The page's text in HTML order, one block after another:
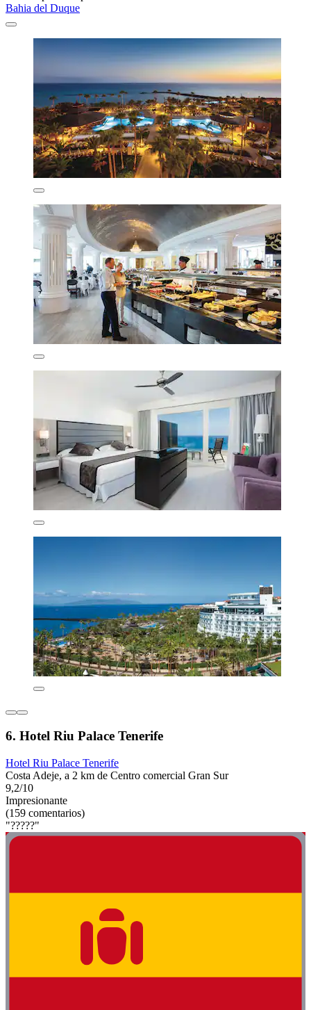
Bahia del Duque
6. Hotel Riu Palace Tenerife
Hotel Riu Palace Tenerife
Costa Adeje, a 2 km de Centro comercial Gran Sur
9,2/10
Impresionante
(159 comentarios)
"?????"